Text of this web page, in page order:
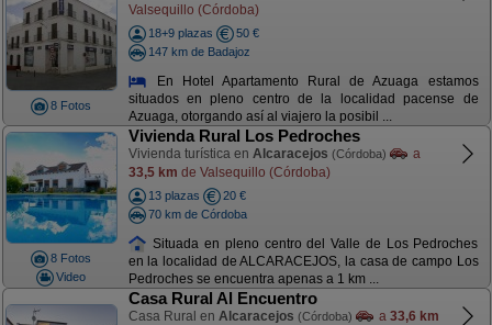
8 Fotos
Valsequillo (Córdoba)
18+9 plazas
50 €
147 km de Badajoz
En Hotel Apartamento Rural de Azuaga estamos
situados en pleno centro de la localidad pacense de
Azuaga, otorgando así al viajero la posibil ...
8 Fotos
Video
Vivienda Rural Los Pedroches
Vivienda turística en Alcaracejos (Córdoba)
a
33,5 km de Valsequillo (Córdoba)
13 plazas
20 €
70 km de Córdoba
Situada en pleno centro del Valle de Los Pedroches
en la localidad de ALCARACEJOS, la casa de campo Los
Pedroches se encuentra apenas a 1 km ...
Casa Rural Al Encuentro
Casa Rural en Alcaracejos (Córdoba) a 33,6 km